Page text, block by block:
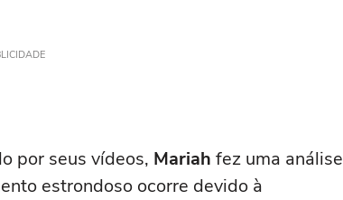
por seus vídeos, Mariah fez uma análise
estrondoso ocorre devido à